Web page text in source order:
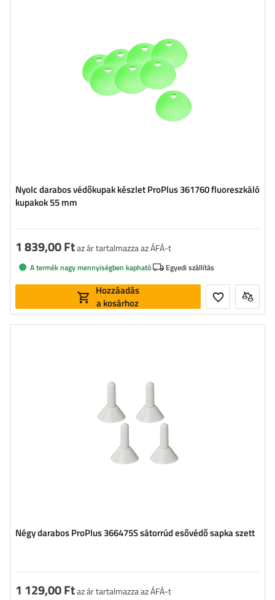
Nyolc darabos védőkupak készlet ProPlus 361760 fluoreszkáló
kupakok 55 mm
1 839,00 Ftaz ár tartalmazza az ÁFÁ-t
A termék nagy mennyiségben kapható Egyedi szállítás
Hozzáadás
a kosárhoz
Négy darabos ProPlus 366475S sátorrúd esővédő sapka szett
1 129,00 Ftaz ár tartalmazza az ÁFÁ-t